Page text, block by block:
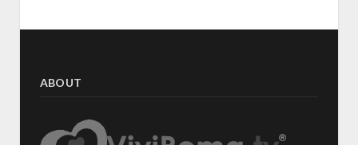
ABOUT